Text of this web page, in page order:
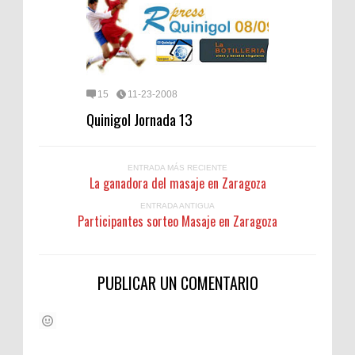
15 11-23-2008
Quinigol Jornada 13
ENTRADA MÁS RECIENTE
La ganadora del masaje en Zaragoza
ENTRADA ANTIGUA
Participantes sorteo Masaje en Zaragoza
PUBLICAR UN COMENTARIO